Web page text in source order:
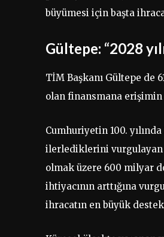
büyümesi için başta
Gültepe: “2028
TİM Başkanı Gültepe de
olan finansmana
Cumhuriyetin 100.
ilerlediklerini vurgulayan
olmak üzere 600 milyar
ihtiyacının arttığına
ihracatın en büyük